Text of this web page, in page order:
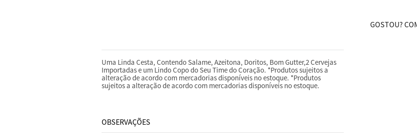
Uma Linda Cesta, Contendo Salame, Azeitona, Doritos, Bom Gutter,2 Cervejas
Importadas e um Lindo Copo do Seu Time do Coração. *Produtos sujeitos a
alteração de acordo com mercadorias disponíveis no estoque. *Produtos
sujeitos a alteração de acordo com mercadorias disponíveis no estoque.
OBSERVAÇÕES
GOSTOU?